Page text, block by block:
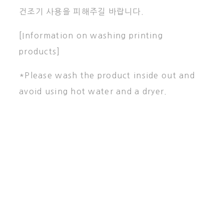
건조기 사용을 피해주길 바랍니다.
[Information on washing printing
products]
*Please wash the product inside out and
avoid using hot water and a dryer.